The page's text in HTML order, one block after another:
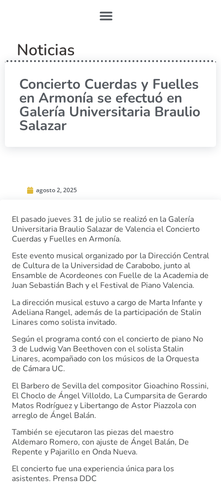
Noticias
Concierto Cuerdas y Fuelles
en Armonía se efectuó en
Galería Universitaria Braulio
Salazar
agosto 2, 2025
El pasado jueves 31 de julio se realizó en la Galería
Universitaria Braulio Salazar de Valencia el Concierto
Cuerdas y Fuelles en Armonía.
Este evento musical organizado por la Dirección Central
de Cultura de la Universidad de Carabobo, junto al
Ensamble de Acordeones con Fuelle de la Academia de
Juan Sebastián Bach y el Festival de Piano Valencia.
La dirección musical estuvo a cargo de Marta Infante y
Adeliana Rangel, además de la participación de Stalin
Linares como solista invitado.
Según el programa contó con el concierto de piano No
3 de Ludwig Van Beethoven con el solista Stalin
Linares, acompañado con los músicos de la Orquesta
de Cámara UC.
El Barbero de Sevilla del compositor Gioachino Rossini,
El Choclo de Ángel Villoldo, La Cumparsita de Gerardo
Matos Rodríguez y Libertango de Astor Piazzola con
arreglo de Ángel Balán.
También se ejecutaron las piezas del maestro
Aldemaro Romero, con ajuste de Ángel Balán, De
Repente y Pajarillo en Onda Nueva.
El concierto fue una experiencia única para los
asistentes. Prensa DDC